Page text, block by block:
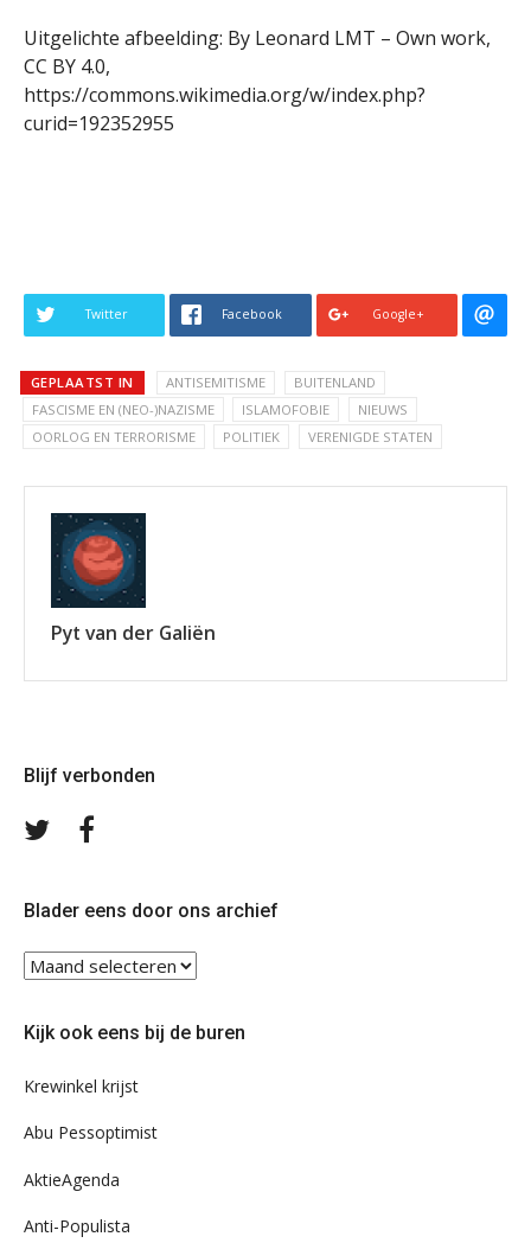
Uitgelichte afbeelding: By Leonard LMT – Own work,
CC BY 4.0,
https://commons.wikimedia.org/w/index.php?
curid=192352955
Twitter Facebook Google+
GEPLAATST IN ANTISEMITISME
BUITENLAND
FASCISME EN (NEO-)NAZISME
ISLAMOFOBIE
NIEUWS
OORLOG EN TERRORISME
POLITIEK VERENIGDE STATEN
Pyt van der Galiën
Blijf verbonden
Volg
Blader eens door ons archief
Blader
ons
Kijk ook eens bij de buren
Krewinkel krijst
Abu Pessoptimist
AktieAgenda
Anti-Populista